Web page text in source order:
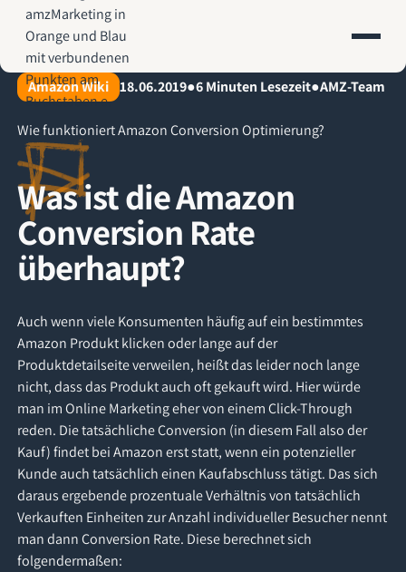
AMZ-Marketing.de - Amazon Agentur für profitables Wachstum
Amazon Wiki 18.06.2019●6Minuten Lesezeit●AMZ-Team
Wie funktioniert Amazon Conversion Optimierung?
Was ist die Amazon
Conversion Rate
überhaupt?
Auch wenn viele Konsumenten häufig auf ein bestimmtes
Amazon Produkt klicken oder lange auf der
Produktdetailseite verweilen, heißt das leider noch lange
nicht, dass das Produkt auch oft gekauft wird. Hier würde
man im Online Marketing eher von einem Click-Through
reden. Die tatsächliche Conversion (in diesem Fall also der
Kauf) findet bei Amazon erst statt, wenn ein potenzieller
Kunde auch tatsächlich einen Kaufabschluss tätigt. Das sich
daraus ergebende prozentuale Verhältnis von tatsächlich
Verkauften Einheiten zur Anzahl individueller Besucher nennt
man dann Conversion Rate. Diese berechnet sich
folgendermaßen: